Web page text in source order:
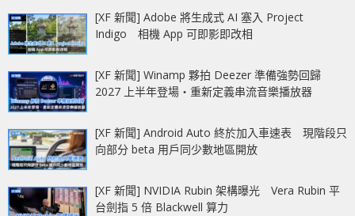
[XF 新聞] Adobe 將生成式 AI 塞入 Project
Indigo 相機 App 可即影即改相
[XF 新聞] Winamp 夥拍 Deezer 準備強勢回歸
2027 上半年登場‧重新定義串流音樂播放器
[XF 新聞] Android Auto 終於加入車速表 現階段只
向部分 beta 用戶同少數地區開放
[XF 新聞] NVIDIA Rubin 架構曝光 Vera Rubin 平
台劍指 5 倍 Blackwell 算力